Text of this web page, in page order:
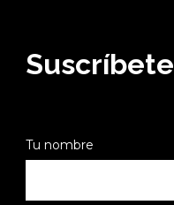
Suscríbete
Tu nombre